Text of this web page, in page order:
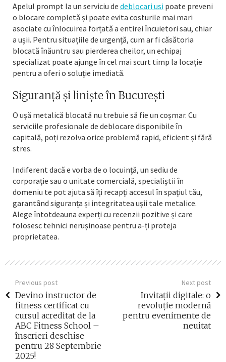
Apelul prompt la un serviciu de deblocari usi poate preveni
o blocare completă și poate evita costurile mai mari
asociate cu înlocuirea forțată a entirei încuietori sau, chiar
a ușii. Pentru situațiile de urgență, cum ar fi căsătoria
blocată înăuntru sau pierderea cheilor, un echipaj
specializat poate ajunge în cel mai scurt timp la locație
pentru a oferi o soluție imediată.
Siguranță și liniște în București
O ușă metalică blocată nu trebuie să fie un coșmar. Cu
serviciile profesionale de deblocare disponibile în
capitală, poți rezolva orice problemă rapid, eficient și fără
stres.
Indiferent dacă e vorba de o locuință, un sediu de
corporație sau o unitate comercială, specialiștii în
domeniu te pot ajuta să îți recapți accesul în spațiul tău,
garantând siguranța și integritatea ușii tale metalice.
Alege întotdeauna experți cu recenzii pozitive și care
folosesc tehnici nerușinoase pentru a-ți proteja
proprietatea.
Previous post
Devino instructor de
fitness certificat cu
cursul acreditat de la
ABC Fitness School –
înscrieri deschise
pentru 28 Septembrie
2025!
Next post
Invitații digitale: o
revoluție modernă
pentru evenimente de
neuitat